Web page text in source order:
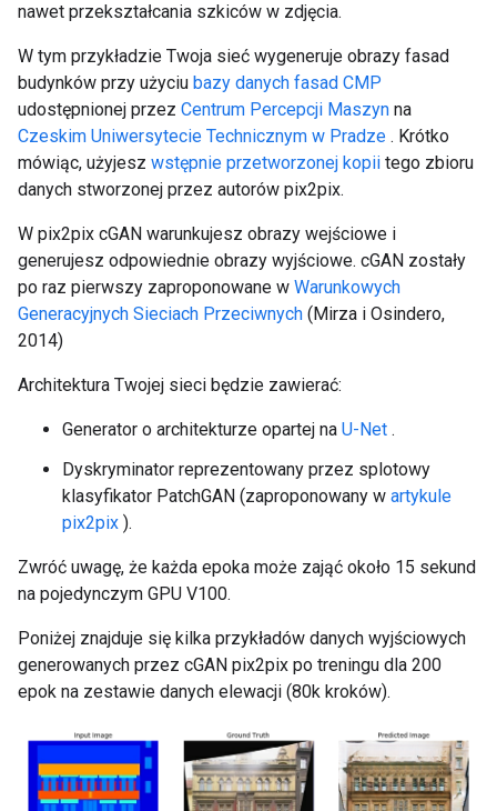
nawet przekształcania szkiców w zdjęcia.
W tym przykładzie Twoja sieć wygeneruje obrazy fasad
budynków przy użyciu bazy danych fasad CMP
udostępnionej przez Centrum Percepcji Maszyn na
Czeskim Uniwersytecie Technicznym w Pradze . Krótko
mówiąc, użyjesz wstępnie przetworzonej kopii tego zbioru
danych stworzonej przez autorów pix2pix.
W pix2pix cGAN warunkujesz obrazy wejściowe i
generujesz odpowiednie obrazy wyjściowe. cGAN zostały
po raz pierwszy zaproponowane w Warunkowych
Generacyjnych Sieciach Przeciwnych (Mirza i Osindero,
2014)
Architektura Twojej sieci będzie zawierać:
Generator o architekturze opartej na U-Net .
Dyskryminator reprezentowany przez splotowy
klasyfikator PatchGAN (zaproponowany w artykule
pix2pix ).
Zwróć uwagę, że każda epoka może zająć około 15 sekund
na pojedynczym GPU V100.
Poniżej znajduje się kilka przykładów danych wyjściowych
generowanych przez cGAN pix2pix po treningu dla 200
epok na zestawie danych elewacji (80k kroków).